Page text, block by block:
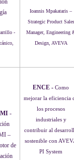
-
Ioannis Mpakataris –
Strategic Product Sales
Manager, Engineering
Design, AVEVA
-
–
de
ENCE - Como
mejorar la eficiencia
los procesos
industriales y
contribuir al
sostenible con
PI System